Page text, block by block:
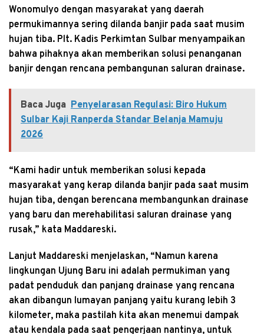
Wonomulyo dengan masyarakat yang daerah
permukimannya sering dilanda banjir pada saat musim
hujan tiba. Plt. Kadis Perkimtan Sulbar menyampaikan
bahwa pihaknya akan memberikan solusi penanganan
banjir dengan rencana pembangunan saluran drainase.
Baca Juga Penyelarasan Regulasi: Biro Hukum
Sulbar Kaji Ranperda Standar Belanja Mamuju
2026
“Kami hadir untuk memberikan solusi kepada
masyarakat yang kerap dilanda banjir pada saat musim
hujan tiba, dengan berencana membangunkan drainase
yang baru dan merehabilitasi saluran drainase yang
rusak,” kata Maddareski.
Lanjut Maddareski menjelaskan, “Namun karena
lingkungan Ujung Baru ini adalah permukiman yang
padat penduduk dan panjang drainase yang rencana
akan dibangun lumayan panjang yaitu kurang lebih 3
kilometer, maka pastilah kita akan menemui dampak
atau kendala pada saat pengerjaan nantinya, untuk